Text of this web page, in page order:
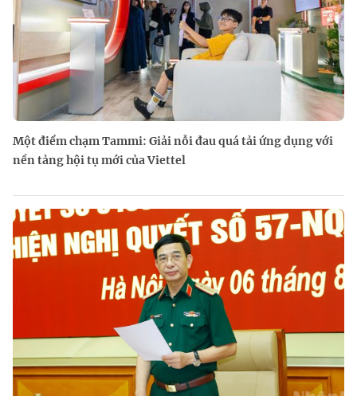
Một điểm chạm Tammi: Giải nỗi đau quá tải ứng dụng với
nền tảng hội tụ mới của Viettel